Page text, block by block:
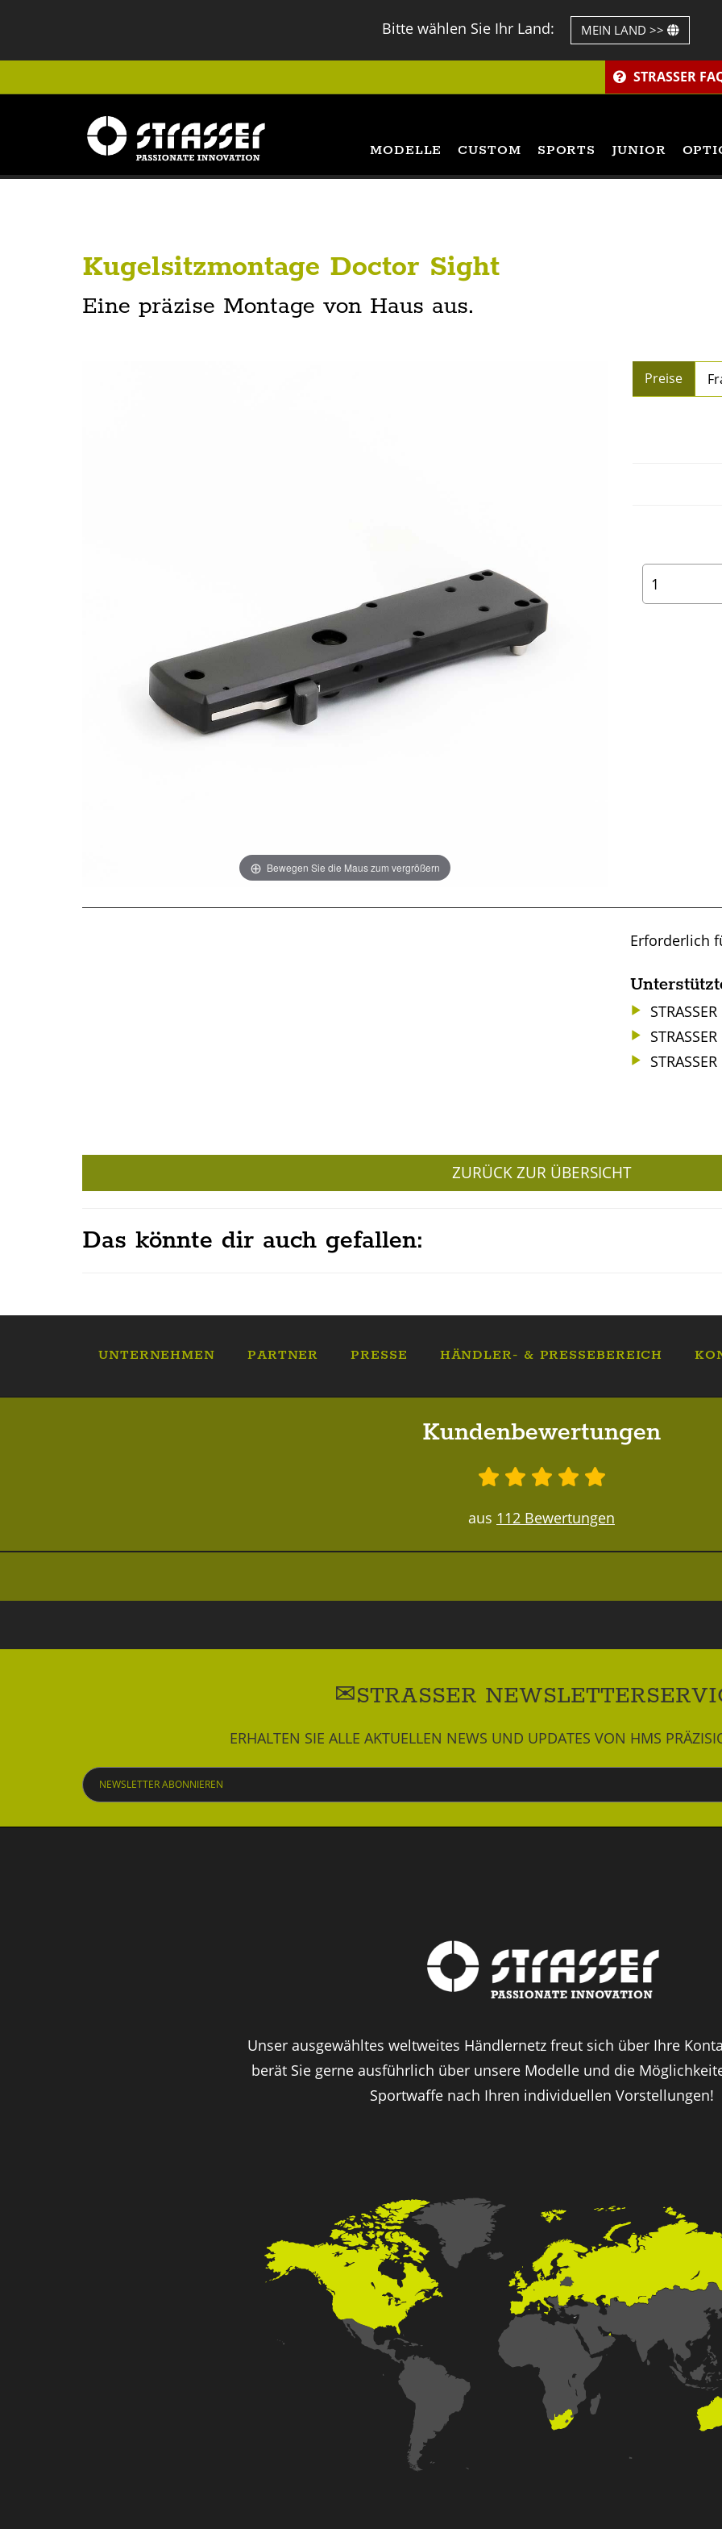
Bitte wählen Sie Ihr Land: MEIN LAND >>
STRASSER
MODELLE CUSTOM SPORTS JUNIOR
Kugelsitzmontage Doctor Sight
Eine präzise Montage von Haus aus.
Bewegen Sie die Maus zum vergrößern
Preise
Erforderlich
ZURÜCK ZUR ÜBERSICHT
Das könnte dir auch gefallen:
UNTERNEHMEN PARTNER PRESSE HÄNDLER- & PRESSEBEREICH
Kundenbewertungen
aus 112 Bewertungen
STRASSER
ERHALTEN SIE ALLE AKTUELLEN NEWS UND UPDATES VON HMS
abonnieren
Unser ausgewähltes weltweites Händlernetz freut sich über Ihre
berät Sie gerne ausführlich über unsere Modelle und die
Sportwaffe nach Ihren individuellen Vorstellungen!